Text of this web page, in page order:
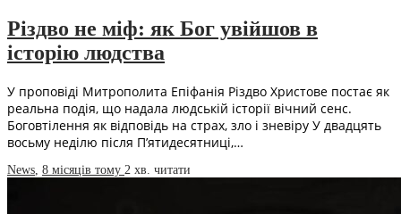
Різдво не міф: як Бог увійшов в
історію людства
У проповіді Митрополита Епіфанія Різдво Христове постає як
реальна подія, що надала людській історії вічний сенс.
Боговтілення як відповідь на страх, зло і зневіру У двадцять
восьму неділю після П’ятидесятниці,…
News 8 місяців тому 2 хв. читати